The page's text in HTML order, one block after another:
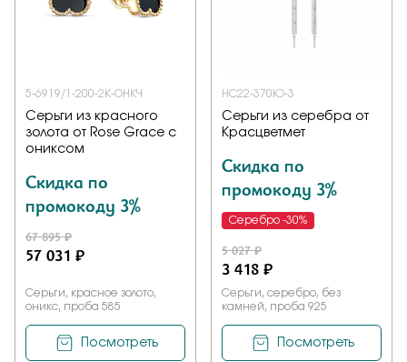
5-6919/1-200-2К-ОНКЧ
Серьги из красного
золота от Rose Grace с
ониксом
Скидка по
промокоду 3%
67 895 ₽
57 031 ₽
Серьги, красное золото,
оникс, проба 585
Посмотреть
НС22-370Ю-3
Серьги из серебра от
Красцветмет
Скидка по
промокоду 3%
Серебро -30%
5 027 ₽
3 418 ₽
Серьги, серебро, без
камней, проба 925
Посмотреть